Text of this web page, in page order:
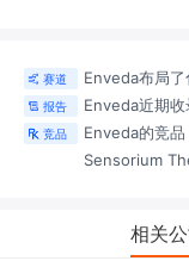
 赛道 Enveda布局
 报告 Enveda近期收
 竞品
Enveda的竞
Sensorium
相关